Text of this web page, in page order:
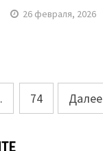
26 февраля, 2026
74 Далее